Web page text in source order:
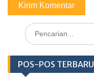
Search
for:
POS-POS TERBARU